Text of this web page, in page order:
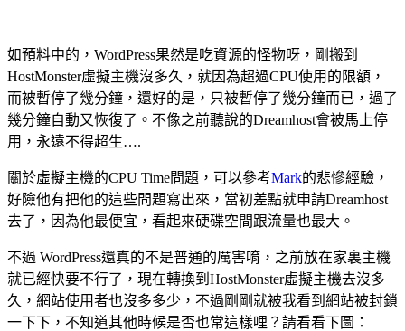
如預料中的，WordPress果然是吃資源的怪物呀，剛搬到
HostMonster虛擬主機沒多久，就因為超過CPU使用的限額，
而被暫停了幾分鐘，還好的是，只被暫停了幾分鐘而已，過了
幾分鐘自動又恢復了。不像之前聽說的Dreamhost會被馬上停
用，永遠不得超生….
關於虛擬主機的CPU Time問題，可以參考Mark的悲慘經驗，
好險他有把他的這些問題寫出來，當初差點就申請Dreamhost
去了，因為他最便宜，看起來硬碟空間跟流量也最大。
不過 WordPress還真的不是普通的厲害唷，之前放在家裏主機
就已經快要不行了，現在轉換到HostMonster虛擬主機去沒多
久，網站使用者也沒多多少，不過剛剛就被我看到網站被封鎖
一下下，不知道其他時候是否也常這樣哩？請看看下圖：